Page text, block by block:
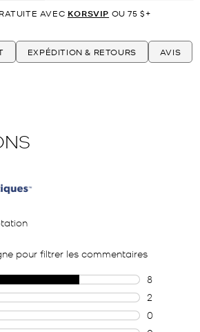
AVEC KORSVIP OU 75 $+
EXPÉDITION & RETOURS AVIS